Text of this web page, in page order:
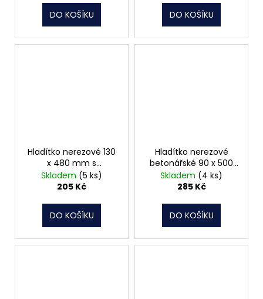
DO KOŠÍKU DO KOŠÍKU
Hladítko nerezové 130
x 480 mm s
celodřevěným
držadlem HN60
Skladem (5 ks)
205 Kč
DO KOŠÍKU
Hladítko nerezové
betonářské 90 x 500
mm, 061924
Skladem (4 ks)
285 Kč
DO KOŠÍKU